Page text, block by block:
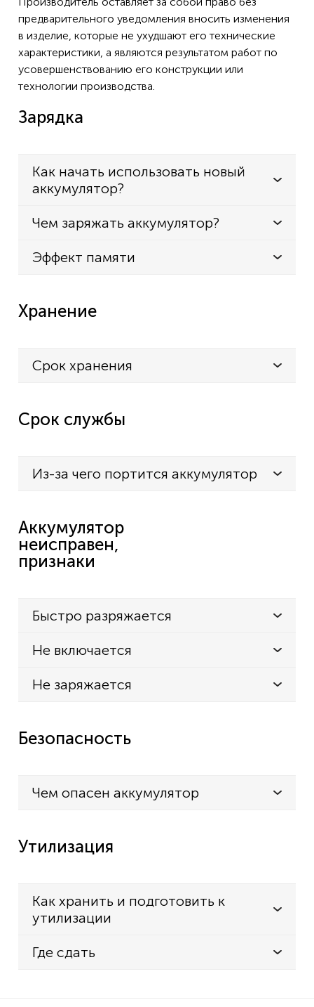
предварительного уведомления вносить изменения
в изделие, которые не ухудшают его технические
характеристики, а являются результатом работ по
усовершенствованию его конструкции или
технологии производства.
Зарядка
Как начать использовать новый
аккумулятор?
Чем заряжать аккумулятор?
Эффект памяти
Хранение
Срок хранения
Срок службы
Из-за чего портится аккумулятор
Аккумулятор
неисправен,
признаки
Быстро разряжается
Не включается
Не заряжается
Безопасность
Чем опасен аккумулятор
Утилизация
Как хранить и подготовить к
утилизации
Где сдать